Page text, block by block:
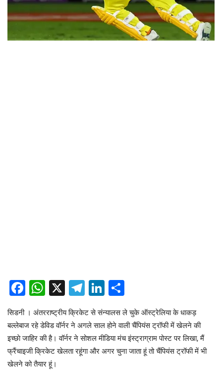
Facebook
WhatsApp
X Telegram
LinkedIn
सिडनी । अंतरराष्ट्रीय क्रिकेट से संन्यालस ले चुके ऑस्ट्रेलिया के धाकड़
बल्लेबाज रहे डेविड वॉर्नर ने अगले साल होने वाली चैंपियंस ट्रॉफी में खेलने की
इच्छाे जाहिर की है। वॉर्नर ने सोशल मीडिया मंच इंस्ट्राग्राम पोस्ट पर लिखा, मैं
फ्रैंचाइजी क्रिकेट खेलता रहूंगा और अगर चुना जाता हूं तो चैंप‍ियंस ट्रॉफी में भी
खेलने को तैयार हूं।